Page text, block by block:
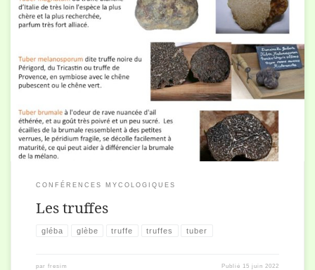
Diaporama de la conférence sur la découverte des truffes. Son
histoire, ses mécanismes biologiques, ses caractéristiques et les
différentes espèces sont décrits. Views: 260
CONFÉRENCES MYCOLOGIQUES
Les truffes
gléba glèbe truffe truffes tuber
par fresim Publié 15 juin 2022